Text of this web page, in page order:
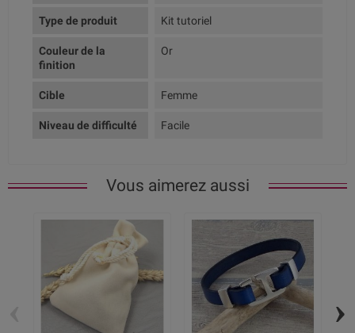
Type de produit Kit tutoriel
Couleur de la
finition
Or
Cible Femme
Niveau de difficulté Facile
Vous aimerez aussi
›